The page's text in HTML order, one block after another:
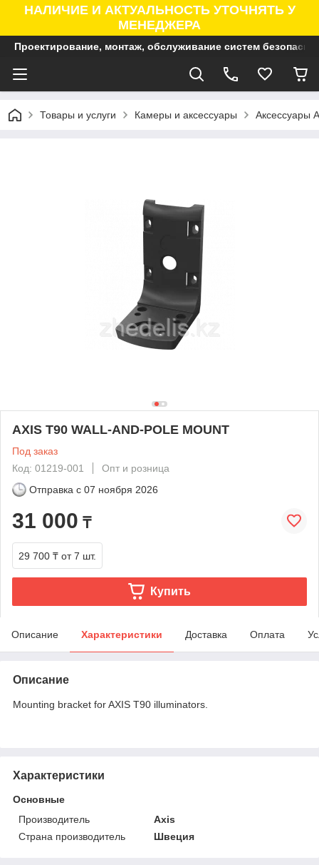
НАЛИЧИЕ И АКТУАЛЬНОСТЬ УТОЧНЯТЬ У
МЕНЕДЖЕРА
Проектирование, монтаж, обслуживание систем
Товары и услуги Камеры и аксессуары Аксессуары
AXIS T90 WALL-AND-POLE MOUNT
Под заказ
Код: 01219-001
Опт и розница
Отправка с 07 ноября 2026
31 000 ₸
29 700 ₸ от 7 шт.
Купить
Описание Характеристики Доставка Оплата
Описание
Mounting bracket for AXIS T90 illuminators.
Характеристики
Основные
Производитель
Axis
Страна производитель
Швеция